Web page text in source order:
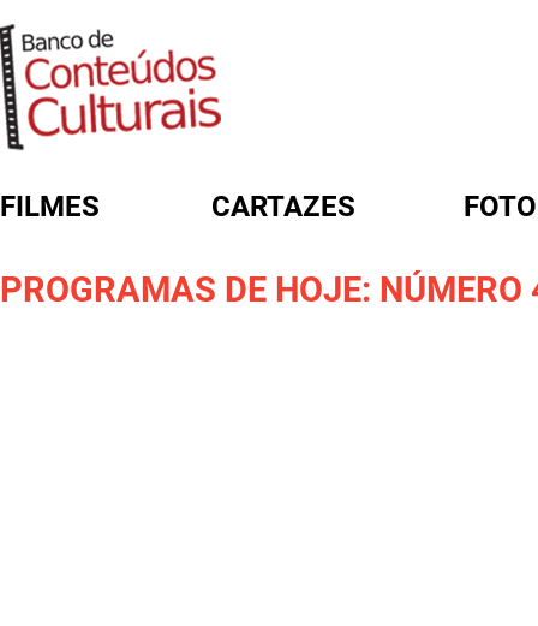
FILMES CARTAZES
PROGRAMAS DE HOJE: NÚMERO
FORMULÁRIO DE BUSCA